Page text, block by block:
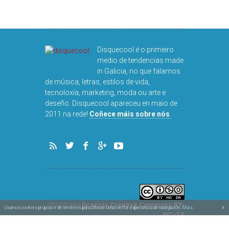
Disquecool é o primeiro
medio de tendencias made
in Galicia, no que falamos
de música, letras, estilos de vida,
tecnoloxía, marketing, moda ou arte e
deseño. Disquecool apareceu en maio de
2011 na rede! Coñece máis sobre nós
Obra baixo licencia Creative Commons BY-
NC-SA
Usamos cookies propias e de terceiros para ofrecer unha mellor experiencia de navegación. Máis x